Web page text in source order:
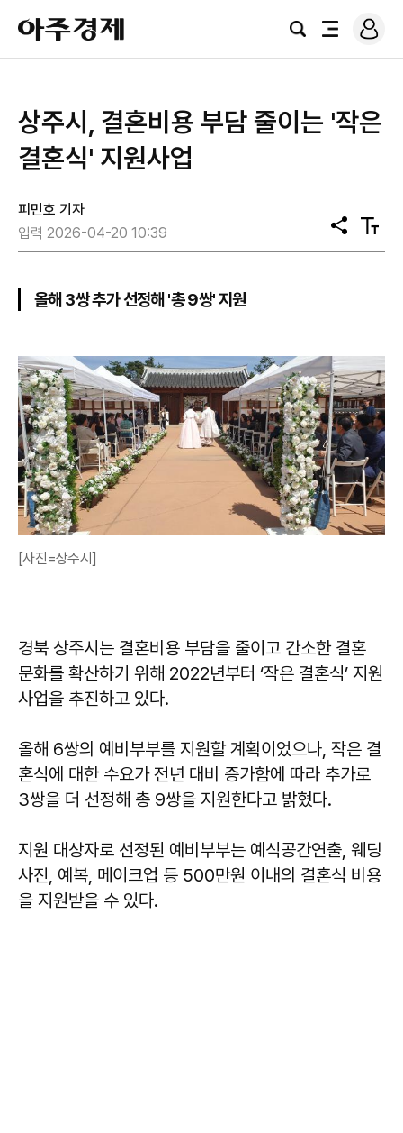
아
주
경
검
전
로
그
상주시, 결혼비용 부담 줄이는 '작은
결혼식' 지원사업
피민호 기자
입력 2026-04-20 10:39
공
유
텍
스
올해 3쌍 추가 선정해 '총 9쌍' 지원
[사진=상주시]
경북 상주시는 결혼비용 부담을 줄이고 간소한 결혼
문화를 확산하기 위해 2022년부터 ‘작은 결혼식’ 지원
사업을 추진하고 있다.
올해 6쌍의 예비부부를 지원할 계획이었으나, 작은 결
혼식에 대한 수요가 전년 대비 증가함에 따라 추가로
3쌍을 더 선정해 총 9쌍을 지원한다고 밝혔다.
지원 대상자로 선정된 예비부부는 예식공간연출, 웨딩
사진, 예복, 메이크업 등 500만원 이내의 결혼식 비용
을 지원받을 수 있다.